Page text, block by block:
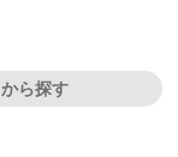
ら探す